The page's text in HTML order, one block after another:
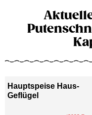
Hauptspeise Haus-
Geflügel